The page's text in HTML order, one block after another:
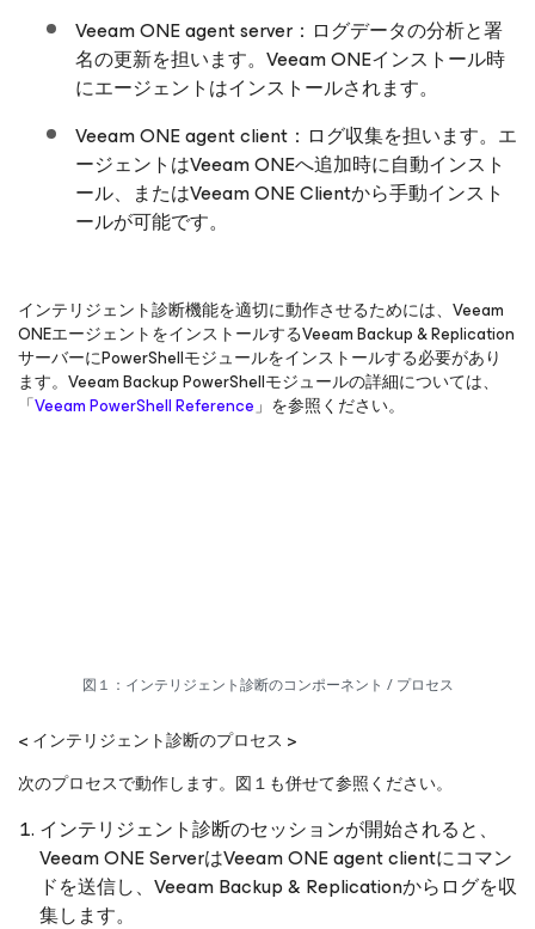
Veeam ONE agent server：ログデータの分析と署
名の更新を担います。Veeam ONEインストール時
にエージェントはインストールされます。
Veeam ONE agent client：ログ収集を担います。エ
ージェントはVeeam ONEへ追加時に自動インスト
ール、またはVeeam ONE Clientから手動インスト
ールが可能です。
インテリジェント診断機能を適切に動作させるためには、Veeam
ONEエージェントをインストールするVeeam Backup & Replication
サーバーにPowerShellモジュールをインストールする必要があり
ます。Veeam Backup PowerShellモジュールの詳細については、
「Veeam PowerShell Reference」を参照ください。
図１：インテリジェント診断のコンポーネント / プロセス
< インテリジェント診断のプロセス >
次のプロセスで動作します。図１も併せて参照ください。
インテリジェント診断のセッションが開始されると、
Veeam ONE ServerはVeeam ONE agent clientにコマン
ドを送信し、Veeam Backup & Replicationからログを収
集します。